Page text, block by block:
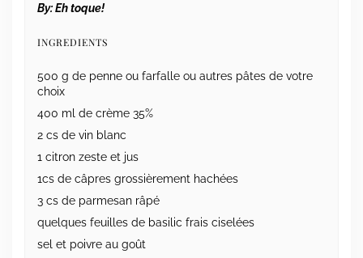
By:Eh toque!
INGREDIENTS
500 g de penne ou farfalle ou autres pâtes de votre
choix
400 ml de crème 35%
2 cs de vin blanc
1 citron zeste et jus
1cs de câpres grossièrement hachées
3 cs de parmesan râpé
quelques feuilles de basilic frais ciselées
sel et poivre au goût